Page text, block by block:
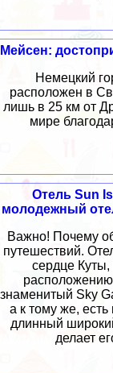
Мейсен:
Немецкий
расположен в
лишь в 25 км от
мире
Отель Sun
молодежный
Важно! Почему
путешествий.
сердце Куты,
знаменитый Sky
а к тому же,
длинный
делает